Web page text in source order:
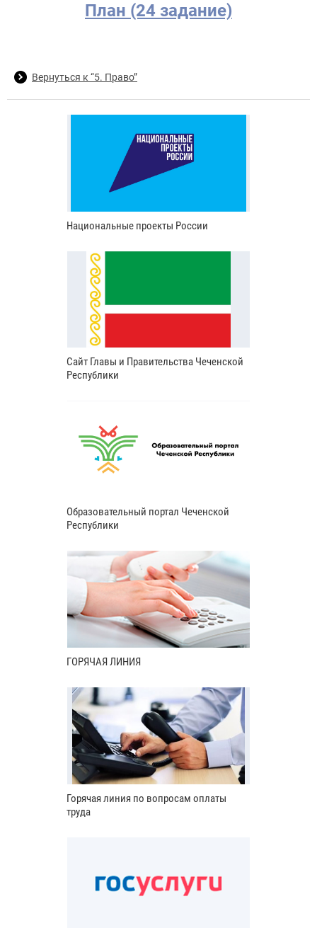
План (24 задание)
Вернуться к “5. Право”
Национальные проекты России
Сайт Главы и Правительства Чеченской
Республики
Образовательный портал Чеченской
Республики
ГОРЯЧАЯ ЛИНИЯ
Горячая линия по вопросам оплаты
труда